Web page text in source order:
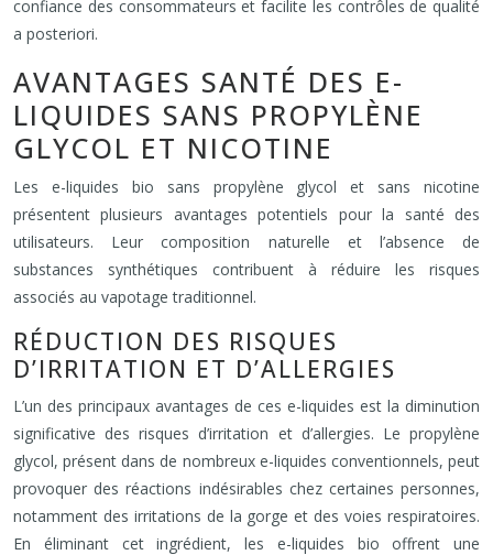
confiance des consommateurs et facilite les contrôles de qualité
a posteriori.
AVANTAGES SANTÉ DES E-
LIQUIDES SANS PROPYLÈNE
GLYCOL ET NICOTINE
Les e-liquides bio sans propylène glycol et sans nicotine
présentent plusieurs avantages potentiels pour la santé des
utilisateurs. Leur composition naturelle et l’absence de
substances synthétiques contribuent à réduire les risques
associés au vapotage traditionnel.
RÉDUCTION DES RISQUES
D’IRRITATION ET D’ALLERGIES
L’un des principaux avantages de ces e-liquides est la diminution
significative des risques d’irritation et d’allergies. Le propylène
glycol, présent dans de nombreux e-liquides conventionnels, peut
provoquer des réactions indésirables chez certaines personnes,
notamment des irritations de la gorge et des voies respiratoires.
En éliminant cet ingrédient, les e-liquides bio offrent une